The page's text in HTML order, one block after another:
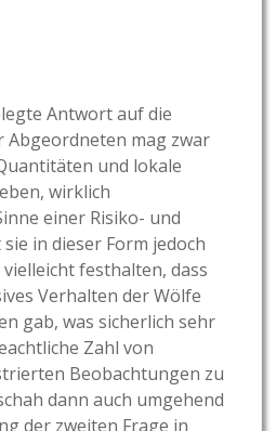
Antwort auf die
Abgeordneten mag zwar
und lokale
wirklich
einer Risiko- und
in dieser Form jedoch
festhalten, dass
Verhalten der Wölfe
gab, was sicherlich sehr
Zahl von
Beobachtungen zu
dann auch umgehend
der zweiten Frage in